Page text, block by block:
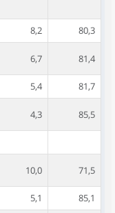
8,2
80,3
6,7 81,4
5,4
81,7
4,3 85,5
10,0 71,5
5,1
85,1